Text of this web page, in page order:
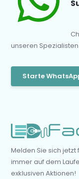
unseren
Starte
Melden Sie sich
immer auf dem
exklusiven Aktionen!